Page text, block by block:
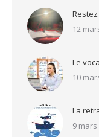
12
Le
10
La
9 mars